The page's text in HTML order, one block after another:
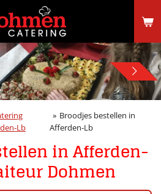
Lb
» Broodjes bestellen in
Afferden-Lb
in Afferden-
Dohmen